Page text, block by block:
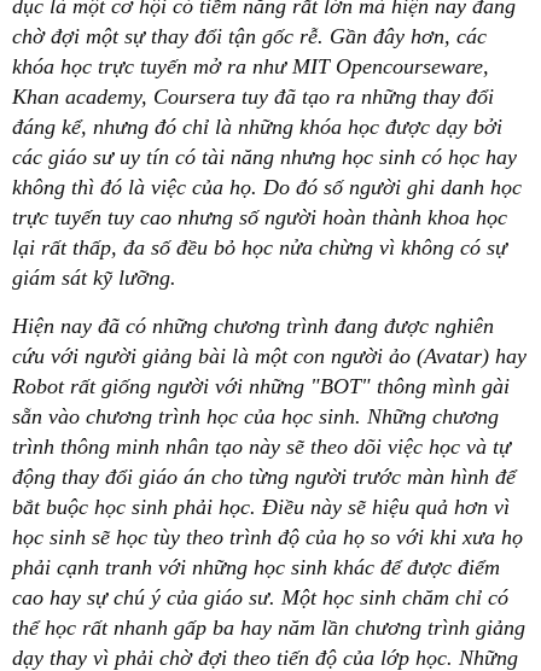
dục là một cơ hội có tiềm năng rất lớn mà hiện nay đang
chờ đợi một sự thay đổi tận gốc rễ. Gần đây hơn, các
khóa học trực tuyến mở ra như MIT Opencourseware,
Khan academy, Coursera tuy đã tạo ra những thay đổi
đáng kể, nhưng đó chỉ là những khóa học được dạy bởi
các giáo sư uy tín có tài năng nhưng học sinh có học hay
không thì đó là việc của họ. Do đó số người ghi danh học
trực tuyến tuy cao nhưng số người hoàn thành khoa học
lại rất thấp, đa số đều bỏ học nửa chừng vì không có sự
giám sát kỹ lưỡng.
Hiện nay đã có những chương trình đang được nghiên
cứu với người giảng bài là một con người ảo (Avatar) hay
Robot rất giống người với những "BOT" thông mình gài
sẵn vào chương trình học của học sinh. Những chương
trình thông minh nhân tạo này sẽ theo dõi việc học và tự
động thay đổi giáo án cho từng người trước màn hình để
bắt buộc học sinh phải học. Điều này sẽ hiệu quả hơn vì
học sinh sẽ học tùy theo trình độ của họ so với khi xưa họ
phải cạnh tranh với những học sinh khác để được điểm
cao hay sự chú ý của giáo sư. Một học sinh chăm chỉ có
thể học rất nhanh gấp ba hay năm lần chương trình giảng
dạy thay vì phải chờ đợi theo tiến độ của lớp học. Những